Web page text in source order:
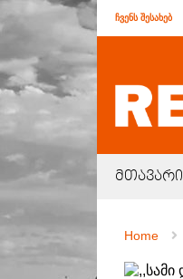
ჩვენს შესახებ
მთავარი
Home